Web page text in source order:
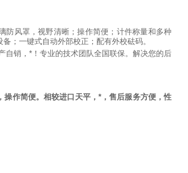
防风罩，视野清晰；操作简便；计件称量和多种
；一键式自动外部校正；配有外校砝码。
自销，*！专业的技术团队全国联保。解决您的后
作简便。相较进口天平，*，售后服务方便，性